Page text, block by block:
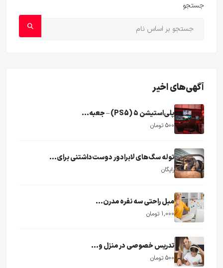
جستجو
آگهی‌های اخیر
پلی‌استیشن ۵ (PS5) – جعبه...
500 تومان
توله سگ‌های لابرادور دوست‌داشتنی برای...
رایگان
مبل راحتی سه نفره مدرن...
1,000 تومان
تدریس خصوصی در منزل و...
500 تومان